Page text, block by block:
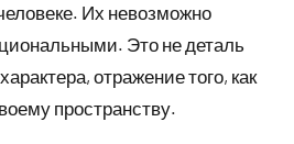
Их невозможно
Это не деталь
отражение того, как
пространству.